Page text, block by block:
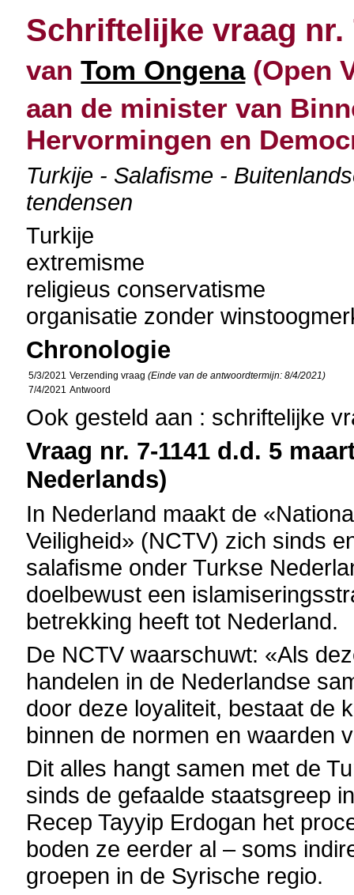
Schriftelijke vraag nr.
vanTom Ongena(Open
aan de minister van
Hervormingen en
Turkije - Salafisme -
tendensen
Turkije
extremisme
religieus conservatisme
organisatie zonder
Chronologie
5/3/2021 Verzending vraag(Einde van de antwoordtermijn: 8/4/2021)
7/4/2021 Antwoord
Ook gesteld aan : schriftelijke
Vraag nr. 7-1141 d.d. 5
Nederlands)
In Nederland maakt de
Veiligheid» (NCTV) zich sinds
salafisme onder Turkse
doelbewust een
betrekking heeft tot Nederland.
De NCTV waarschuwt: «Als
handelen in de Nederlandse
door deze loyaliteit, bestaat de
binnen de normen en waarden
Dit alles hangt samen met de
sinds de gefaalde staatsgreep
Recep Tayyip Erdogan het
boden ze eerder al – soms
groepen in de Syrische regio.